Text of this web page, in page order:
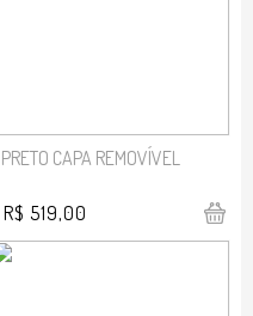
PRETO CAPA REMOVÍVEL
R$ 519,00